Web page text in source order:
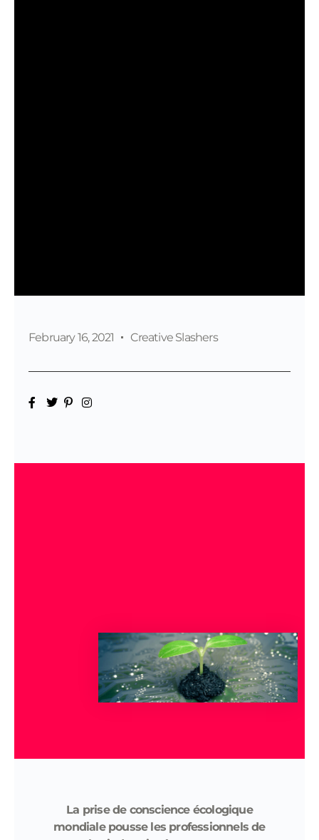
February 16, 2021 Creative Slashers
La prise de conscience écologique
mondiale pousse les professionnels de